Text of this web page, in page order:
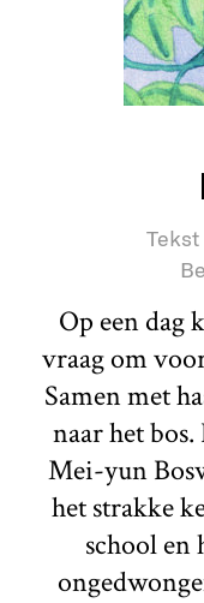
Tekst
Op een dag
vraag om
Samen met
naar het
Mei-yun
het strakke
school en